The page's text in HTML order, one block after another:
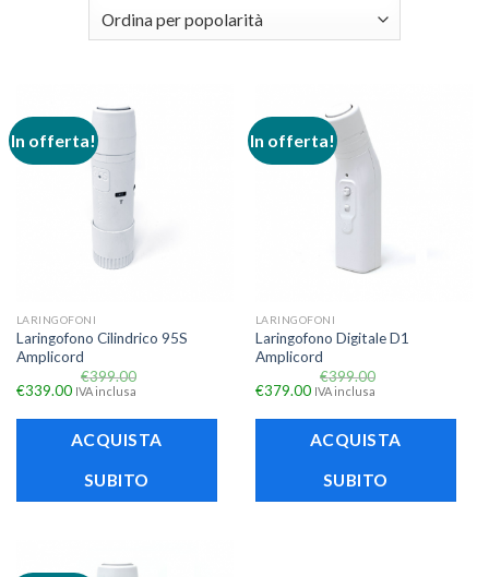
In offerta!
LARINGOFONI
Laringofono Cilindrico 95S
Amplicord
€399.00
€339.00 IVA inclusa
ACQUISTA
SUBITO
In offerta!
LARINGOFONI
Laringofono Digitale D1
Amplicord
€399.00
€379.00 IVA inclusa
ACQUISTA
SUBITO